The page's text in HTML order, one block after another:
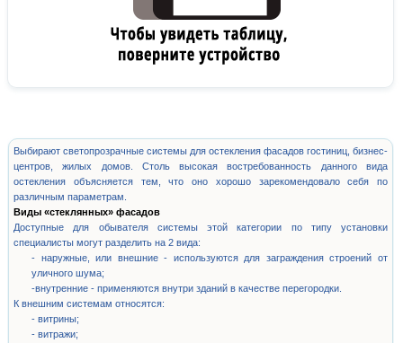
Выбирают светопрозрачные системы для остекления фасадов гостиниц, бизнес-
центров, жилых домов. Столь высокая востребованность данного вида
остекления объясняется тем, что оно хорошо зарекомендовало себя по
различным параметрам.
Виды «стеклянных» фасадов
Доступные для обывателя системы этой категории по типу установки
специалисты могут разделить на 2 вида:
- наружные, или внешние - используются для заграждения строений от
уличного шума;
-внутренние - применяются внутри зданий в качестве перегородки.
К внешним системам относятся:
- витрины;
- витражи;